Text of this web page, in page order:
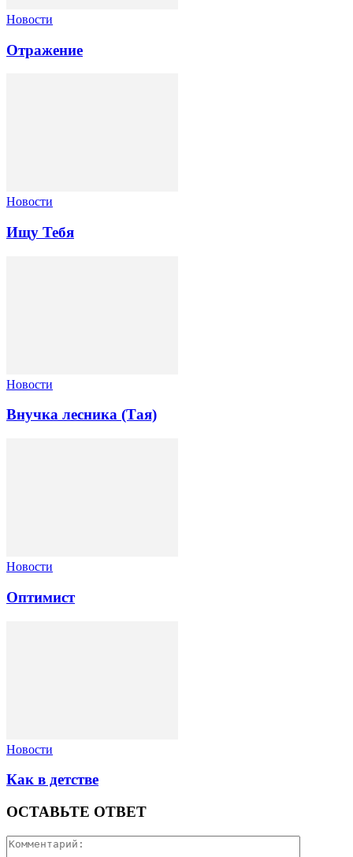
Новости
Отражение
Новости
Ищу Тебя
Новости
Внучка лесника (Тая)
Новости
Оптимист
Новости
Как в детстве
ОСТАВЬТЕ ОТВЕТ